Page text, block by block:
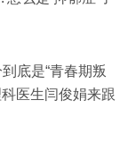
底是“青春期叛
医生闫俊娟来跟